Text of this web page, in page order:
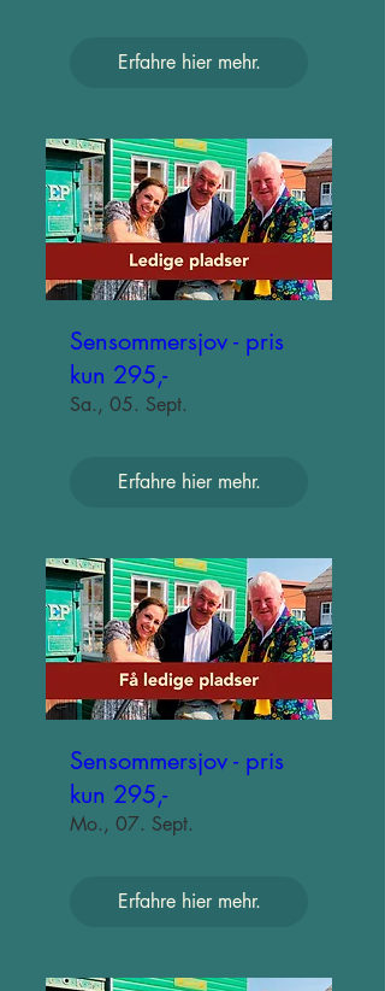
Erfahre hier mehr.
Sensommersjov - pris
kun 295,-
Sa., 05. Sept.
Erfahre hier mehr.
Sensommersjov - pris
kun 295,-
Mo., 07. Sept.
Erfahre hier mehr.